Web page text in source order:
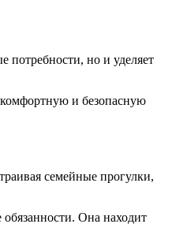
потребности, но и уделяет
комфортную и безопасную
семейные прогулки,
Она находит